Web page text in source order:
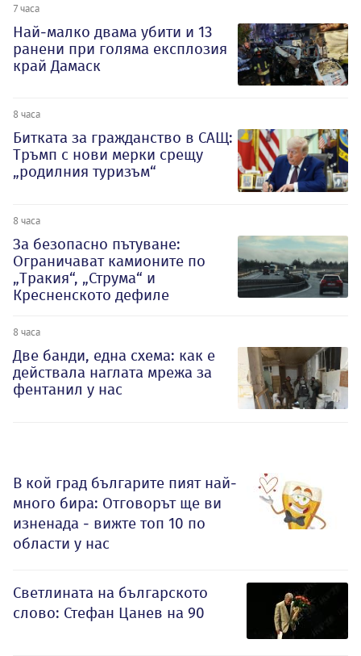
7 часа
Най-малко двама убити и 13
ранени при голяма експлозия
край Дамаск
8 часа
Битката за гражданство в САЩ:
Тръмп с нови мерки срещу
„родилния туризъм“
8 часа
За безопасно пътуване:
Ограничават камионите по
„Тракия“, „Струма“ и
Кресненското дефиле
8 часа
Две банди, една схема: как е
действала наглата мрежа за
фентанил у нас
В кой град българите пият най-
много бира: Отговорът ще ви
изненада - вижте топ 10 по
области у нас
Светлината на българското
слово: Стефан Цанев на 90